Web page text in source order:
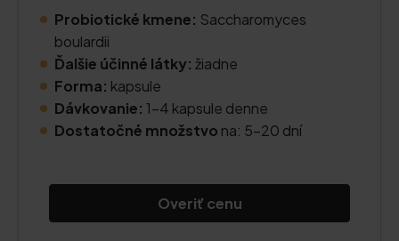
Probiotické kmene: Saccharomyces
boulardii
Ďalšie účinné látky: žiadne
Forma: kapsule
Dávkovanie: 1-4 kapsule denne
Dostatočné množstvo na: 5-20 dní
Overiť cenu